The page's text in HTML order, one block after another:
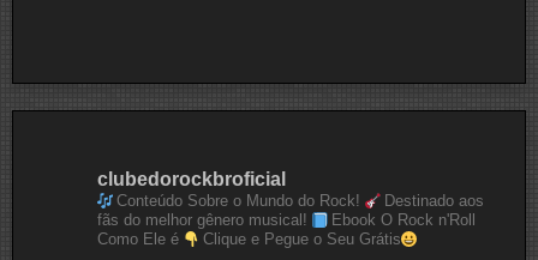
clubedorockbroficial
Conteúdo Sobre o Mundo do Rock!
Destinado aos
fãs do melhor gênero musical!
Ebook O Rock n'Roll
Como Ele é
Clique e Pegue o Seu Grátis